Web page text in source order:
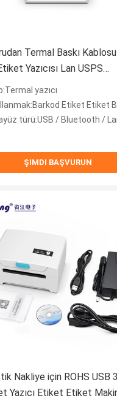
Termal Baskı
Yazıcısı Lan USPS
Etiket Yazıcısı
yazıcı
Etiket Etiket
türü:USB / Bluetooth / Lan /
ŞIMDI BAŞVURUN
Nakliye için ROHS USB
Yazıcı Etiket Etiket